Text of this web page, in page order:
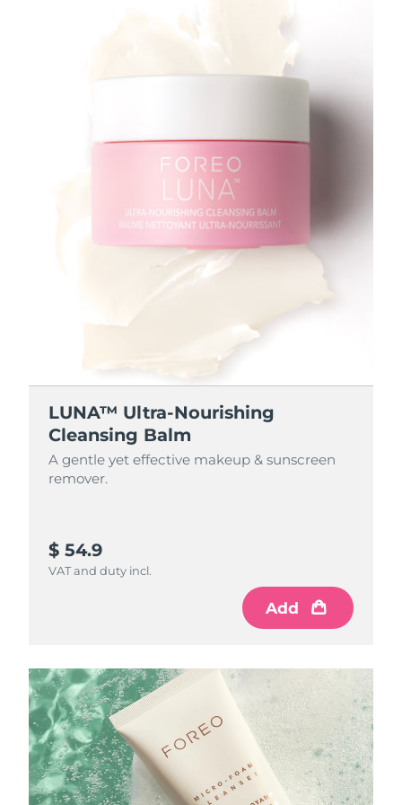
LUNA™ Ultra-Nourishing
Cleansing Balm
A gentle yet effective makeup & sunscreen
remover.
$ 54.9
VAT and duty incl.
Add